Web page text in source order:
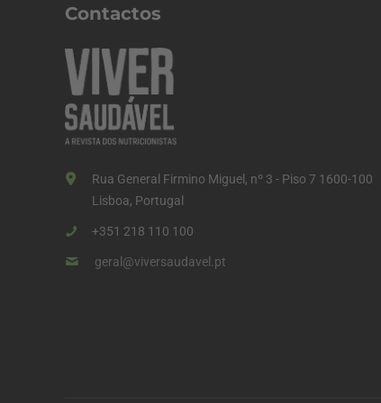
a
ã
o
d
o
s
o
n
Contactos
Rua General Firmino Miguel, nº 3 - Piso 7 1600-100
Lisboa, Portugal
+351 218 110 100
geral@viversaudavel.pt